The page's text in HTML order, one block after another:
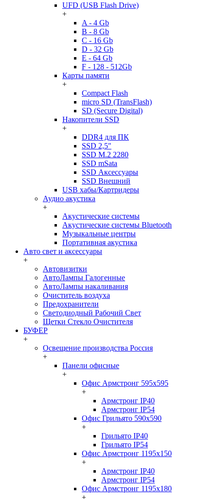
UFD (USB Flash Drive)
+
A - 4 Gb
B - 8 Gb
C - 16 Gb
D - 32 Gb
E - 64 Gb
F - 128 - 512Gb
Карты памяти
+
Compact Flash
micro SD (TransFlash)
SD (Secure Digital)
Накопители SSD
+
DDR4 для ПК
SSD 2,5"
SSD M.2 2280
SSD mSata
SSD Аксессуары
SSD Внешний
USB хабы/Картридеры
Аудио акустика
+
Акустические системы
Акустические системы Bluetooth
Музыкальные центры
Портативная акустика
Авто свет и аксессуары
+
Автовизитки
АвтоЛампы Галогенные
АвтоЛампы накаливания
Очиститель воздуха
Предохранители
Светодиодный Рабочий Свет
Щетки Стекло Очистителя
БУФЕР
+
Освещение производства Россия
+
Панели офисные
+
Офис Армстронг 595x595
+
Армстронг IP40
Армстронг IP54
Офис Грильято 590x590
+
Грильято IP40
Грильято IP54
Офис Армстронг 1195x150
+
Армстронг IP40
Армстронг IP54
Офис Армстронг 1195x180
+